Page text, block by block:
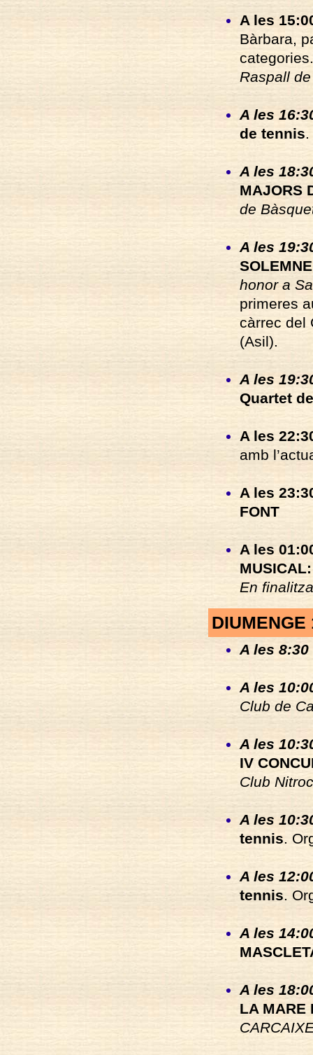
A les
Bàrbara,
Raspall
A les
de tennis
A les
MAJORS
de
A les
honor a
primeres
càrrec del
(Asil).
A les
Quartet
A les
amb
A les
FONT
A les
En
DIUMENGE
A les 8:30
A les
Club de
A les
IV
Club
A les
tennis.
A les
tennis.
A les
A les
LA MARE